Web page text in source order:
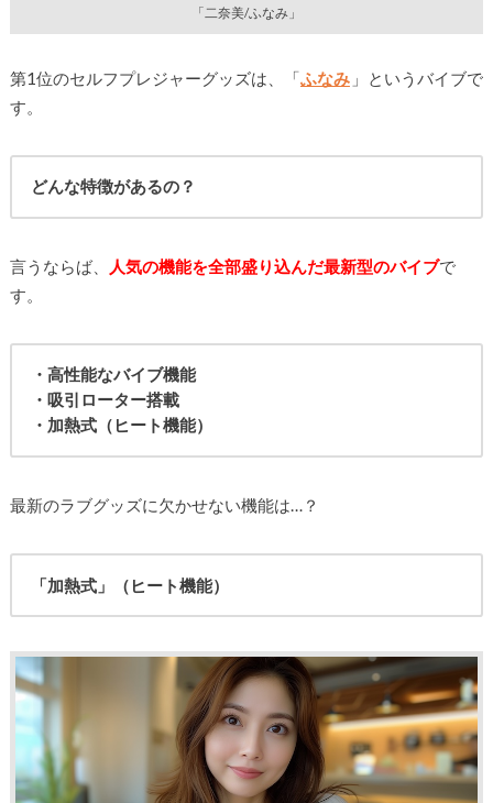
「二奈美/ふなみ」
第1位のセルフプレジャーグッズは、「ふなみ 」というバイブで
す。
どんな特徴があるの？
言うならば、 人気の機能を全部盛り込んだ最新型のバイブで
す。
・高性能なバイブ機能
・吸引ローター搭載
・加熱式（ヒート機能）
最新のラブグッズに欠かせない機能は…？
「加熱式」（ヒート機能）